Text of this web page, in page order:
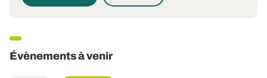
Évènements à venir